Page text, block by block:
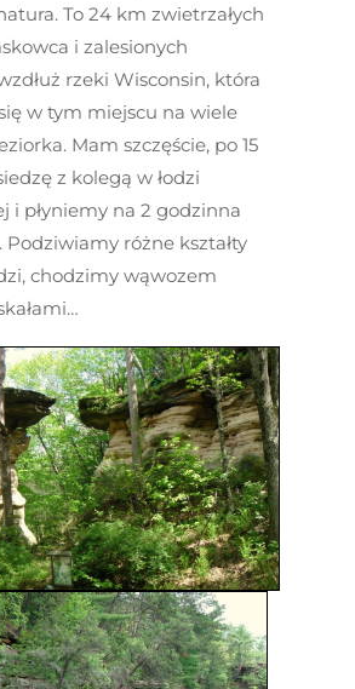
To 24 km zwietrzałych
i zalesionych
rzeki Wisconsin, która
w tym miejscu na wiele
Mam szczęście, po 15
z kolegą w łodzi
i płyniemy na 2 godzinna
Podziwiamy różne kształty
chodzimy wąwozem